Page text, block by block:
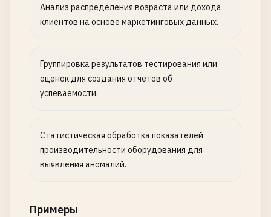
Анализ распределения возраста или дохода
клиентов на основе маркетинговых данных.
Группировка результатов тестирования или
оценок для создания отчетов об
успеваемости.
Статистическая обработка показателей
производительности оборудования для
выявления аномалий.
Примеры